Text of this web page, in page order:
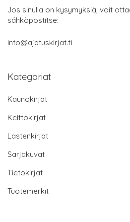
Jos sinulla on kysymyksiä, voit
sähköpostitse:
info@ajatuskirjat.fi
Kategoriat
Kaunokirjat
Keittokirjat
Lastenkirjat
Sarjakuvat
Tietokirjat
Tuotemerkit